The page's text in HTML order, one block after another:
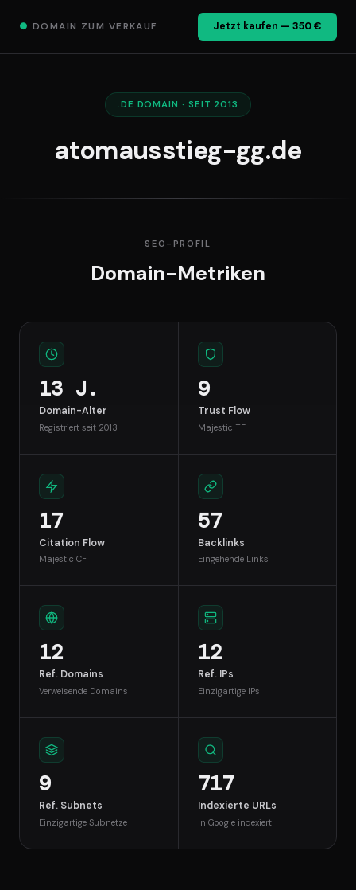
● DOMAIN ZUM VERKAUF Jetzt kaufen — 350 €
.DE DOMAIN · SEIT 2013
atomausstieg-gg.de
SEO-PROFIL
Domain-Metriken
13 J.
Domain-Alter
Registriert seit 2013
9
Trust Flow
Majestic TF
17
Citation Flow
Majestic CF
57
Backlinks
Eingehende Links
12
Ref. Domains
Verweisende Domains
12
Ref. IPs
Einzigartige IPs
9
Ref. Subnets
Einzigartige Subnetze
717
Indexierte URLs
In Google indexiert